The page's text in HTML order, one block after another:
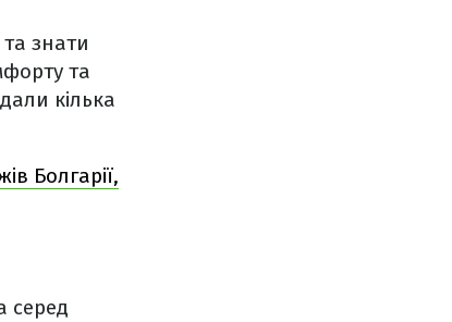
знати
та
дали кілька
Болгарії,
серед